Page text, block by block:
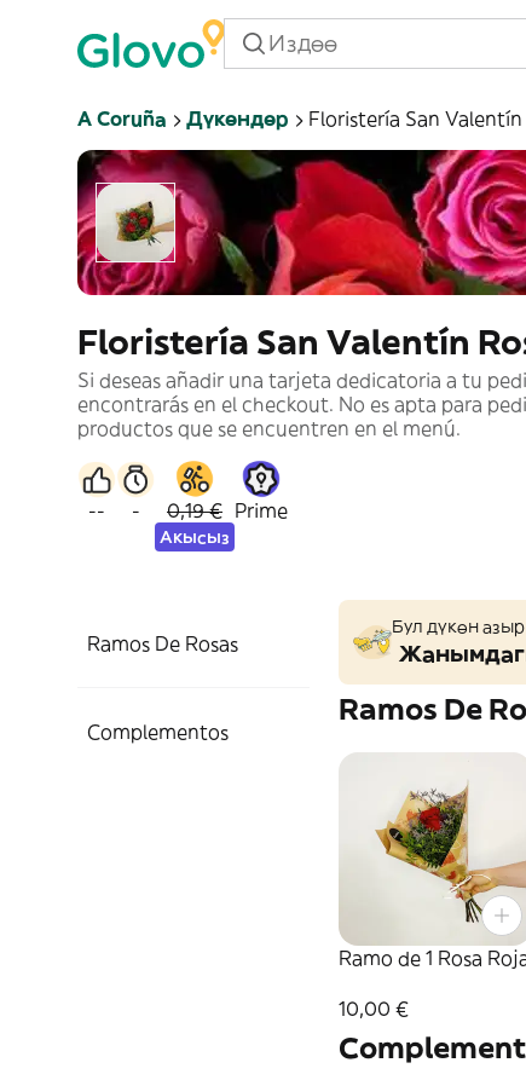
A Coruña Дүкөндөр Floristería San
Floristería San Valentín
Si deseas añadir una tarjeta dedicatoria a tu
encontrarás en el checkout. No es apta para
productos que se encuentren en el menú.
-- - 0,19 €
Акысыз
Prime
Ramos De Rosas
Complementos
Бул дүкөн
Ramos De
Ramo de 1 Rosa
10,00 €